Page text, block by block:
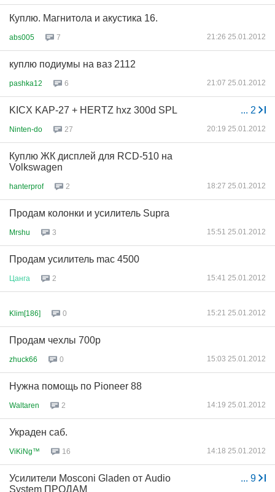
Куплю. Магнитола и акустика 16.
abs005 7 21:26 25.01.2012
куплю подиумы на ваз 2112
pashka12 6 21:07 25.01.2012
... 2
KICX KAP-27 + HERTZ hxz 300d SPL
Ninten-do 27 20:19 25.01.2012
Куплю ЖК дисплей для RCD-510 на
Volkswagen
hanterprof 2 18:27 25.01.2012
Продам колонки и усилитель Supra
Mrshu 3 15:51 25.01.2012
Продам усилитель maс 4500
Цанга 2 15:41 25.01.2012
Klim[186] 0 15:21 25.01.2012
Продам чехлы 700р
zhuck66 0 15:03 25.01.2012
Нужна помощь по Pioneer 88
Waltaren 2 14:19 25.01.2012
Украден саб.
ViKiNg™ 16 14:18 25.01.2012
... 9
Усилители Mosconi Gladen от Audio
System ПРОДАМ